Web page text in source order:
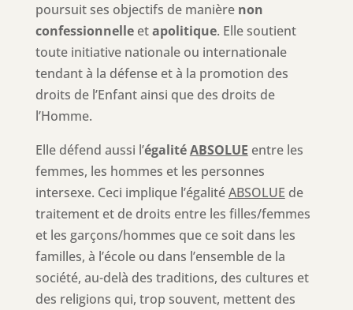
poursuit ses objectifs de manière non
confessionnelleetapolitique. Elle soutient
toute initiative nationale ou internationale
tendant à la défense et à la promotion des
droits de l’Enfant ainsi que des droits de
l’Homme.
Elle défend aussi l’égalitéABSOLUE entre les
femmes, les hommes et les personnes
intersexe. Ceci implique l’égalitéABSOLUE de
traitement et de droits entre les filles/femmes
et les garçons/hommes que ce soit dans les
familles, à l’école ou dans l’ensemble de la
société, au-delà des traditions, des cultures et
des religions qui, trop souvent, mettent des